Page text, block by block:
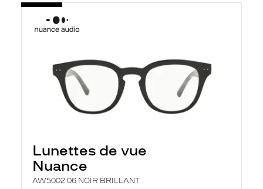
Lunettes de vue
Nuance
AW5002 06 NOIR BRILLANT